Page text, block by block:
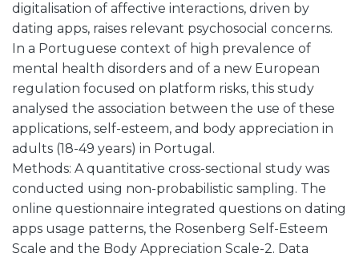
digitalisation of affective interactions, driven by
dating apps, raises relevant psychosocial concerns.
In a Portuguese context of high prevalence of
mental health disorders and of a new European
regulation focused on platform risks, this study
analysed the association between the use of these
applications, self-esteem, and body appreciation in
adults (18-49 years) in Portugal.
Methods: A quantitative cross-sectional study was
conducted using non-probabilistic sampling. The
online questionnaire integrated questions on dating
apps usage patterns, the Rosenberg Self-Esteem
Scale and the Body Appreciation Scale-2. Data